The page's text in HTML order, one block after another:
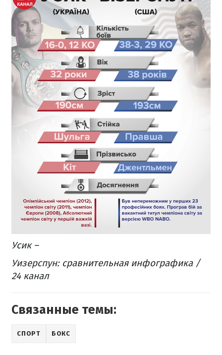
Усик –
Уизерспун: сравнительная инфографика /
24 канал
Связанные темы:
СПОРТ БОКС